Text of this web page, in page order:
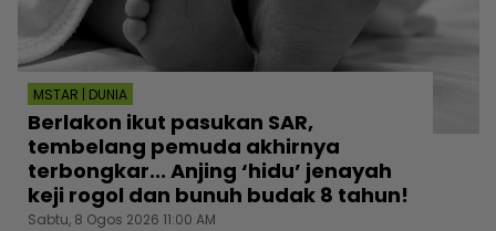
MSTAR | DUNIA
Berlakon ikut pasukan SAR,
tembelang pemuda akhirnya
terbongkar... Anjing ‘hidu’ jenayah
keji rogol dan bunuh budak 8 tahun!
Sabtu, 8 Ogos 2026 11:00 AM